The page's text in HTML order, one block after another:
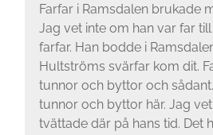
Farfar i Ramsdalen brukade
Jag vet inte om han var far
farfar. Han bodde i
Hultströms svärfar kom dit.
tunnor och byttor och
tunnor och byttor här. Jag
tvättade där på hans tid. Det